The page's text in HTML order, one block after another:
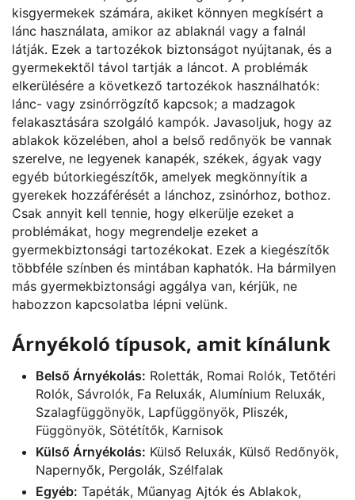
kisgyermekek számára, akiket könnyen megkísért a
lánc használata, amikor az ablaknál vagy a falnál
látják. Ezek a tartozékok biztonságot nyújtanak, és a
gyermekektől távol tartják a láncot. A problémák
elkerülésére a következő tartozékok használhatók:
lánc- vagy zsinórrögzítő kapcsok; a madzagok
felakasztására szolgáló kampók. Javasoljuk, hogy az
ablakok közelében, ahol a belső redőnyök be vannak
szerelve, ne legyenek kanapék, székek, ágyak vagy
egyéb bútorkiegészítők, amelyek megkönnyítik a
gyerekek hozzáférését a lánchoz, zsinórhoz, bothoz.
Csak annyit kell tennie, hogy elkerülje ezeket a
problémákat, hogy megrendelje ezeket a
gyermekbiztonsági tartozékokat. Ezek a kiegészítők
többféle színben és mintában kaphatók. Ha bármilyen
más gyermekbiztonsági aggálya van, kérjük, ne
habozzon kapcsolatba lépni velünk.
Árnyékoló típusok, amit kínálunk
Belső Árnyékolás: Roletták, Romai Rolók, Tetőtéri
Rolók, Sávrolók, Fa Reluxák, Alumínium Reluxák,
Szalagfüggönyök, Lapfüggönyök, Pliszék,
Függönyök, Sötétítők, Karnisok
Külső Árnyékolás: Külső Reluxák, Külső Redőnyök,
Napernyők, Pergolák, Szélfalak
Egyéb: Tapéták, Műanyag Ajtók és Ablakok,